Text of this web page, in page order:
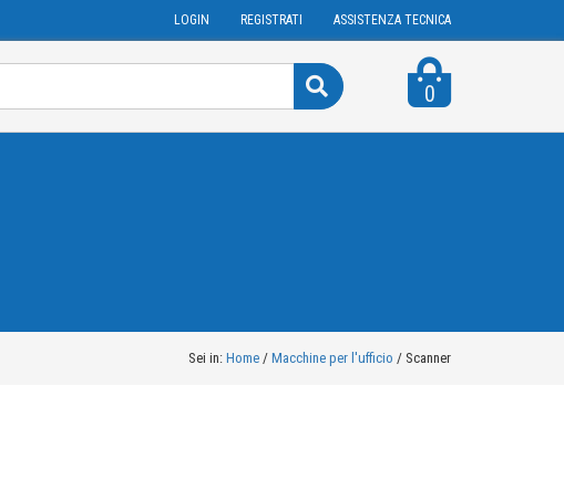
LOGIN REGISTRATI ASSISTENZA TECNICA
0
Sei in: Home / Macchine per l'ufficio / Scanner